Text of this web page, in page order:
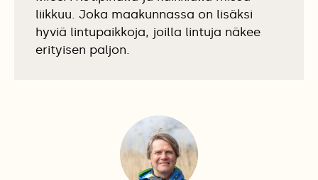
liikkuu. Joka maakunnassa on lisäksi
hyviä lintupaikkoja, joilla lintuja näkee
erityisen paljon.